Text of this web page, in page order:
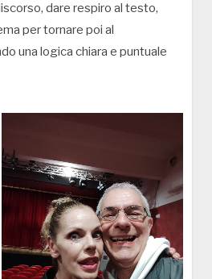
dare respiro al testo,
per tornare poi al
una logica chiara e puntuale